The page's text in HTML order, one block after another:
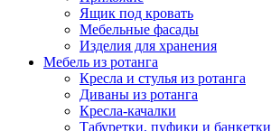
Ящик под кровать
Мебельные фасады
Изделия для хранения
Мебель из ротанга
Кресла и стулья из ротанга
Диваны из ротанга
Кресла-качалки
Табуретки, пуфики и банкетки